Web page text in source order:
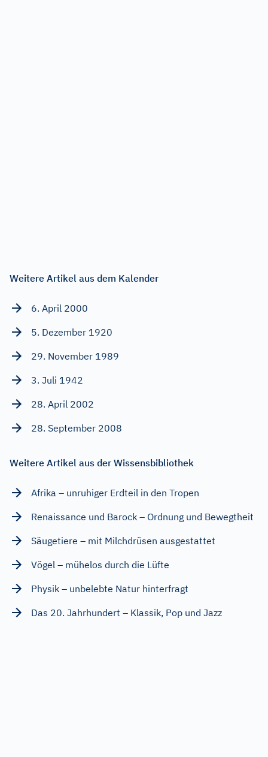
Weitere Artikel aus dem Kalender
6. April 2000
5. Dezember 1920
29. November 1989
3. Juli 1942
28. April 2002
28. September 2008
Weitere Artikel aus der Wissensbibliothek
Afrika – unruhiger Erdteil in den Tropen
Renaissance und Barock – Ordnung und Bewegtheit
Säugetiere – mit Milchdrüsen ausgestattet
Vögel – mühelos durch die Lüfte
Physik – unbelebte Natur hinterfragt
Das 20. Jahrhundert – Klassik, Pop und Jazz